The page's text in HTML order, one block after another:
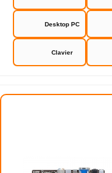
Desktop PC
Clavier